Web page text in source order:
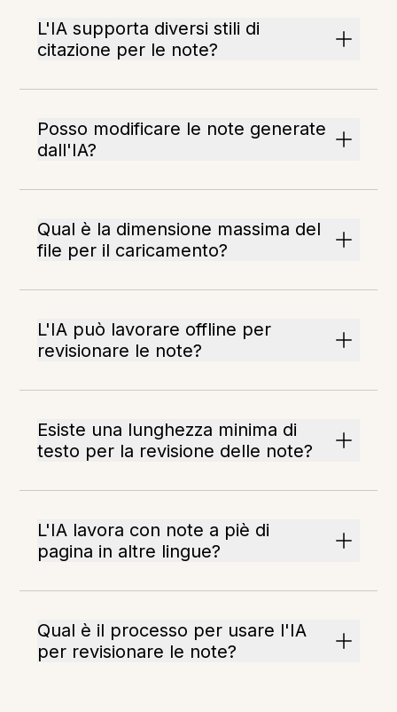
L'IA supporta diversi stili di
citazione per le note?
Posso modificare le note generate
dall'IA?
Qual è la dimensione massima del
file per il caricamento?
L'IA può lavorare offline per
revisionare le note?
Esiste una lunghezza minima di
testo per la revisione delle note?
L'IA lavora con note a piè di
pagina in altre lingue?
Qual è il processo per usare l'IA
per revisionare le note?